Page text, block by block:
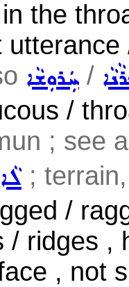
the
ܚܲܪܘܼܫܵܐ /
/
; see
;
/
/ ridges ,
, not